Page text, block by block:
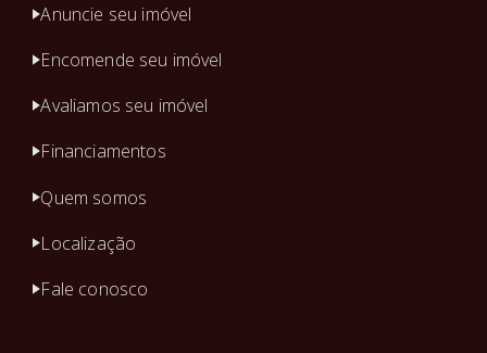
Anuncie seu imóvel
Encomende seu imóvel
Avaliamos seu imóvel
Financiamentos
Quem somos
Localização
Fale conosco